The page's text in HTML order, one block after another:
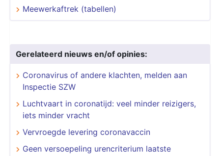
Meewerkaftrek (tabellen)
Gerelateerd nieuws en/of opinies:
Coronavirus of andere klachten, melden aan
Inspectie SZW
Luchtvaart in coronatijd: veel minder reizigers,
iets minder vracht
Vervroegde levering coronavaccin
Geen versoepeling urencriterium laatste